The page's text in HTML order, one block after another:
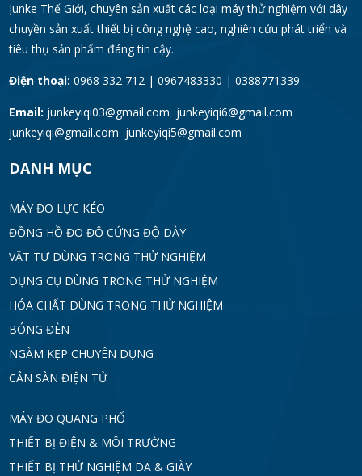
Junke Thế Giới, chuyên sản xuất các loại máy thử nghiệm với dây
chuyền sản xuất thiết bị công nghệ cao, nghiên cứu phát triển và
tiêu thụ sản phẩm đáng tin cậy.
Điện thoại: 0968 332 712 | 0967483330 | 0388771339
Email: junkeyiqi03@gmail.com junkeyiqi6@gmail.com
junkeyiqi@gmail.com junkeyiqi5@gmail.com
DANH MỤC
MÁY ĐO LỰC KÉO
ĐỒNG HỒ ĐO ĐỘ CỨNG ĐỘ DÀY
VẬT TƯ DÙNG TRONG THỬ NGHIỆM
DỤNG CỤ DÙNG TRONG THỬ NGHIỆM
HÓA CHẤT DÙNG TRONG THỬ NGHIỆM
BÓNG ĐÈN
NGÀM KẸP CHUYÊN DỤNG
CÂN SÀN ĐIỆN TỬ
MÁY ĐO QUANG PHỔ
THIẾT BỊ ĐIỆN & MÔI TRƯỜNG
THIẾT BỊ THỬ NGHIỆM DA & GIÀY